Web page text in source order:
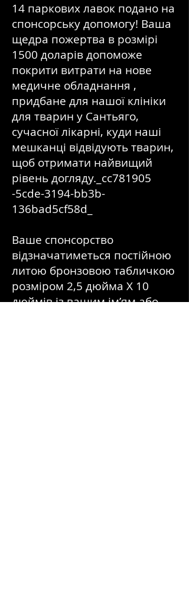
14 паркових лавок подано на
спонсорську допомогу! Ваша
щедра пожертва в розмірі
1500 доларів допоможе
покрити витрати на нове
медичне обладнання ,
придбане для нашої клініки
для тварин у Сантьяго,
сучасної лікарні, куди наші
мешканці відвідують тварин,
щоб отримати найвищий
рівень догляду._cc781905
-5cde-3194-bb3b-
136bad5cf58d_
Ваше спонсорство
відзначатиметься постійною
литою бронзовою табличкою
розміром 2,5 дюйма X 10
дюймів із вашим ім’ям або